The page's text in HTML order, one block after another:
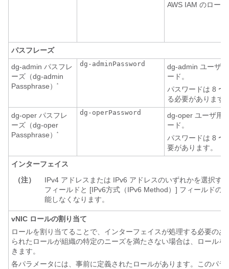
AWS IAM のロー
パスフレーズ
dg-admin パスフレ
ーズ（dg-admin
Passphrase）
*
dg-adminPassword
dg-admin ユーザ
ード。
パスワードは 8 〜
る必要があります
dg-oper パスフレ
ーズ（dg-oper
Passphrase）
*
dg-operPassword
dg-oper ユーザ用
ード。
パスワードは 8 〜
要があります。
インターフェイス
（注）
IPv4 アドレスまたは IPv6 アドレスのいずれかを選択す
フィールドと [IPv6方式（IPv6 Method）] フィールドの
能しなくなります。
vNIC ロールの割り当て
ロールを割り当てることで、インターフェイスが処理する必要の
られたロールが組織の特定のニーズを満たさない場合は、ロール
きます。
各パラメータには、事前に定義されたロールがあります。このパ